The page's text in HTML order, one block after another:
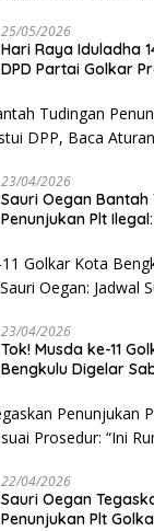
25/05/2026
Hari Raya Iduladha
DPD Partai Golkar
Kambing
23/04/2026
Sauri Oegan Bantah
Penunjukan Plt
Jangan Asbun!
23/04/2026
‎Tok! Musda ke-11
Bengkulu Digelar
Disetujui
22/04/2026
Sauri Oegan
Penunjukan Plt